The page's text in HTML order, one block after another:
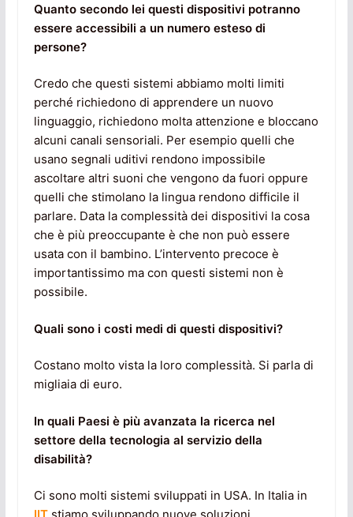
Quanto secondo lei questi dispositivi potranno
essere accessibili a un numero esteso di
persone?
Credo che questi sistemi abbiamo molti limiti
perché richiedono di apprendere un nuovo
linguaggio, richiedono molta attenzione e bloccano
alcuni canali sensoriali. Per esempio quelli che
usano segnali uditivi rendono impossibile
ascoltare altri suoni che vengono da fuori oppure
quelli che stimolano la lingua rendono difficile il
parlare. Data la complessità dei dispositivi la cosa
che è più preoccupante è che non può essere
usata con il bambino. L’intervento precoce è
importantissimo ma con questi sistemi non è
possibile.
Quali sono i costi medi di questi dispositivi?
Costano molto vista la loro complessità. Si parla di
migliaia di euro.
In quali Paesi è più avanzata la ricerca nel
settore della tecnologia al servizio della
disabilità?
Ci sono molti sistemi sviluppati in USA. In Italia in